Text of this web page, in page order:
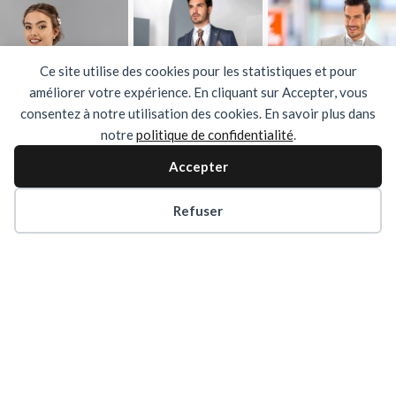
Ce site utilise des cookies pour les statistiques et pour
améliorer votre expérience. En cliquant sur Accepter, vous
consentez à notre utilisation des cookies. En savoir plus dans
notrepolitique de confidentialité.
Accepter
Refuser
winds_mariages
2026 CréationCercleCarre.fr